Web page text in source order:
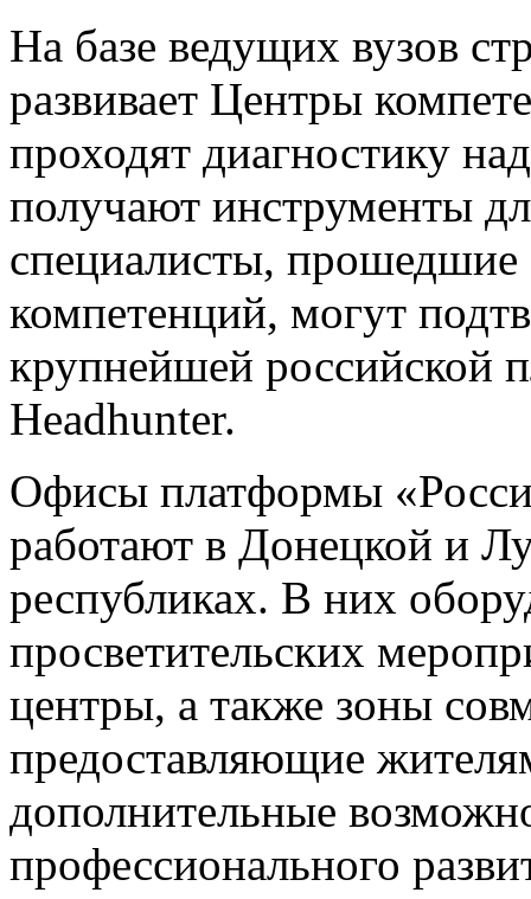
На базе ведущих вузов
развивает Центры
проходят диагностику
получают инструменты
специалисты, прошедшие
компетенций, могут
крупнейшей российской
Headhunter.
Офисы платформы
работают в Донецкой и
республиках. В них
просветительских
центры, а также зоны
предоставляющие
дополнительные
профессионального